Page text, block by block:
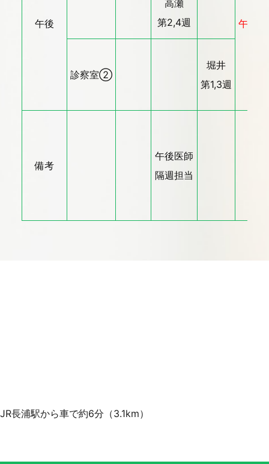
午後
高瀬
第2,4週
午後
診察室②
堀井
第1,3週
備考
午後医師
隔週担当
JR長浦駅から車で約6分（3.1km）